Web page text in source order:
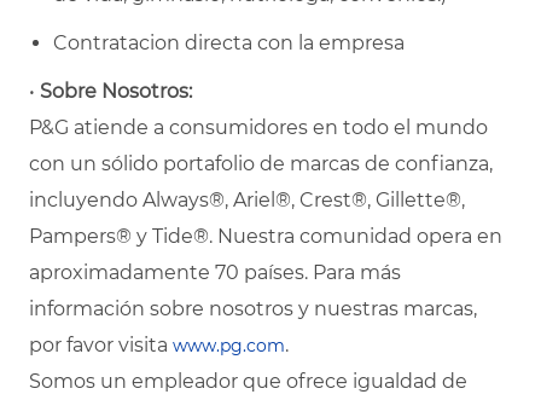
Contratacion directa con la empresa
• Sobre Nosotros:
P&G atiende a consumidores en todo el mundo
con un sólido portafolio de marcas de confianza,
incluyendo Always®, Ariel®, Crest®, Gillette®,
Pampers® y Tide®. Nuestra comunidad opera en
aproximadamente 70 países. Para más
información sobre nosotros y nuestras marcas,
por favor visita www.pg.com.
Somos un empleador que ofrece igualdad de